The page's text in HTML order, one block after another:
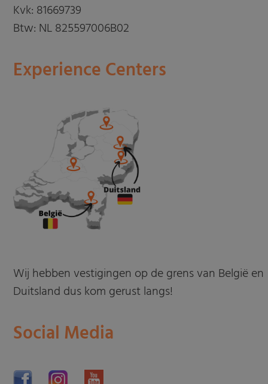
Kvk: 81669739
Btw: NL 825597006B02
Experience Centers
Wij hebben vestigingen op de grens van België en
Duitsland dus kom gerust langs!
Social Media